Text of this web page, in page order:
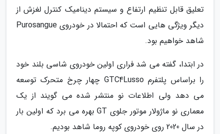
تعلیق قابل تنظیم ارتفاع و سیستم دینامیک کنترل لغزش از
دیگر ویژگی هایی است که احتمالا در خودروی Purosangue
شاهد خواهیم بود.
در ابتدا، گفته می شد فراری اولین خودروی شاسی بلند خود
را براساس پلتفرم GTC4Lusso چهار چرخ متحرک توسعه
می دهد ولی اطلاعات نو منتشر شده می گویند از یک
معماری نو ماژولار موتور جلوی GT بهره می برد که اولین بار
در سال 2020 روی خودروی کوپه روما شاهد بودیم.